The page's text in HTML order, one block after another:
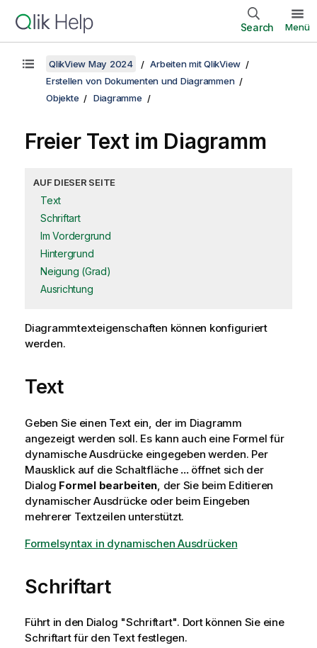
Search Menü
QlikView May 2024
Arbeiten mit QlikView
Erstellen von Dokumenten und Diagrammen
Objekte
Diagramme
Freier Text im Diagramm
AUF DIESER SEITE
Text
Schriftart
Im Vordergrund
Hintergrund
Neigung (Grad)
Ausrichtung
Diagrammtexteigenschaften können konfiguriert
werden.
Text
Geben Sie einen Text ein, der im Diagramm
angezeigt werden soll. Es kann auch eine Formel für
dynamische Ausdrücke eingegeben werden. Per
Mausklick auf die Schaltfläche ...öffnet sich der
Dialog Formel bearbeiten , der Sie beim Editieren
dynamischer Ausdrücke oder beim Eingeben
mehrerer Textzeilen unterstützt.
Formelsyntax in dynamischen Ausdrücken
Schriftart
Führt in den Dialog "Schriftart". Dort können Sie eine
Schriftart für den Text festlegen.